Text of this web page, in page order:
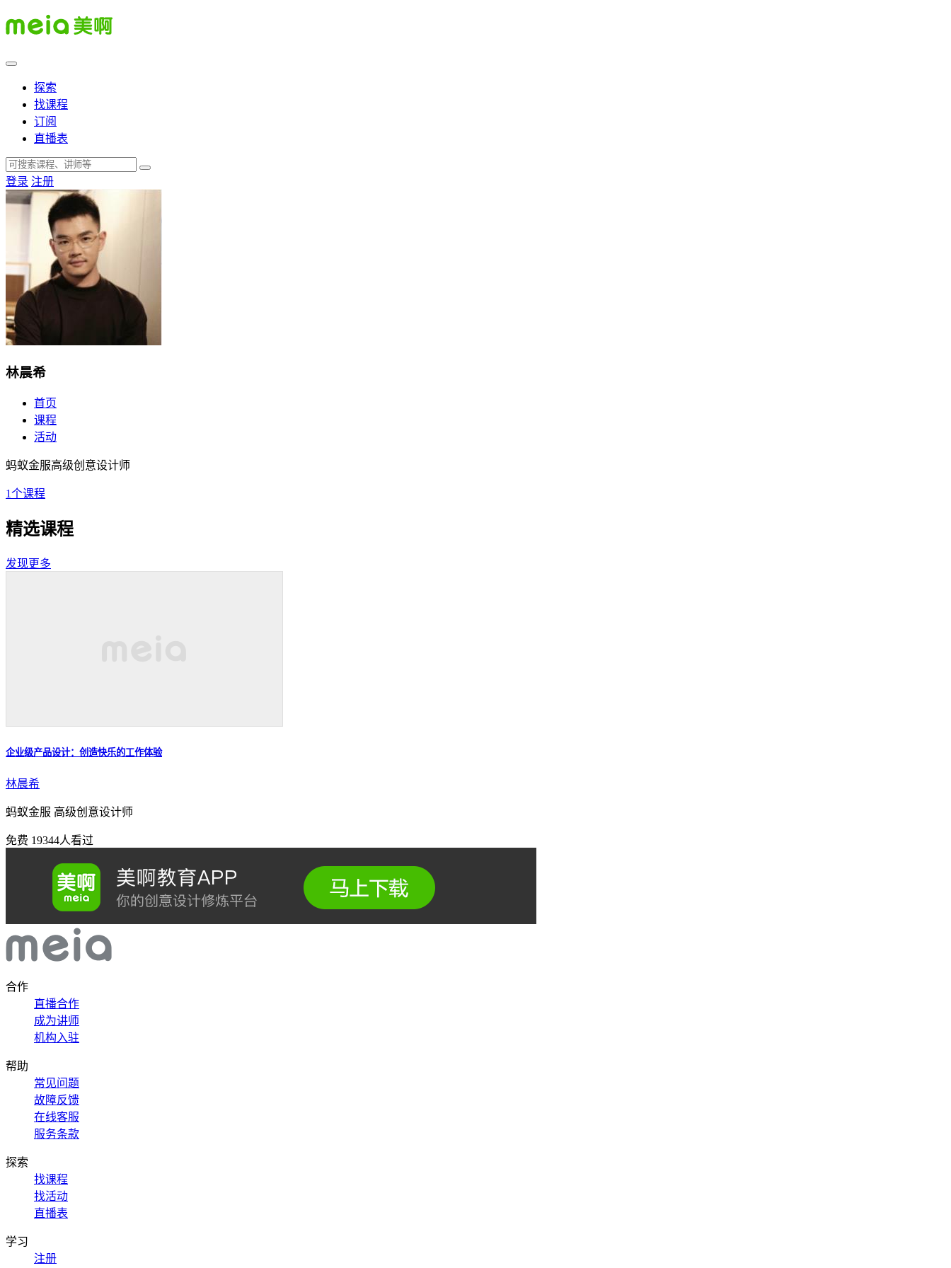
探索
找课程
订阅
直播表
登录 注册
林晨希
首页
课程
活动
蚂蚁金服高级创意设计师
1个课程
精选课程
发现更多
企业级产品设计：创造快乐的工作体验
林晨希
蚂蚁金服 高级创意设计师
免费 19344人看过
合作
直播合作
成为讲师
机构入驻
帮助
常见问题
故障反馈
在线客服
服务条款
探索
找课程
找活动
直播表
学习
注册